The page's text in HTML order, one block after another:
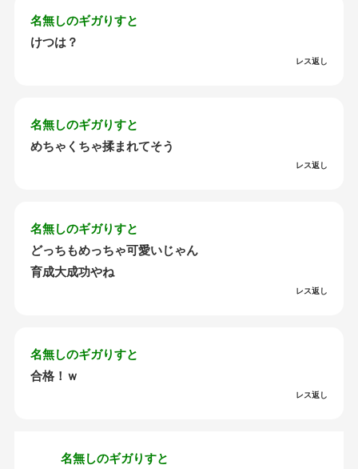
名無しのギガりすと
けつは？
レス返し
名無しのギガりすと
めちゃくちゃ揉まれてそう
レス返し
名無しのギガりすと
どっちもめっちゃ可愛いじゃん
育成大成功やね
レス返し
名無しのギガりすと
合格！ｗ
レス返し
名無しのギガりすと